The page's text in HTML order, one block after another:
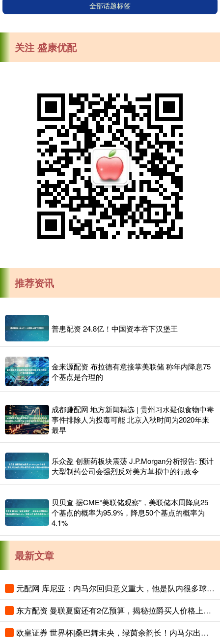
全部话题标签
关注 盛康优配
推荐资讯
普患配资 24.8亿！中国资本吞下汉堡王
金来源配资 布拉德有意接掌美联储 称年内降息75
个基点是合理的
成都赚配网 地方新闻精选 | 贵州习水疑似食物中毒
事件排除人为投毒可能 北京入秋时间为2020年来
最早
乐众盈 创新药板块震荡 J.P.Morgan分析报告: 预计
大型制药公司会强烈反对美方草拟中的行政令
贝贝查 据CME“美联储观察”，美联储本周降息25
个基点的概率为95.9%，降息50个基点的概率为
4.1%
最新文章
元配网 库尼亚：内马尔回归意义重大，他是队内很多球员的偶像
东方配资 曼联夏窗还有2亿预算，揭秘拉爵买人价格上限！恐无新援参与集训
欧皇证券 世界杯|桑巴舞未央，绿茵余韵长！内马尔出场，圆梦“最后一舞”